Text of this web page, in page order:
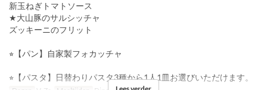
新玉ねぎトマトソース
★大山豚のサルシッチャ
ズッキーニのフリット
⭐︎【パン】自家製フォカッチャ
⭐︎【パスタ】日替わりパスタ3種から1人1皿お選びいただけます。